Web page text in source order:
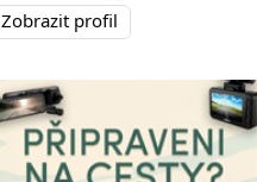
Zobrazit profil